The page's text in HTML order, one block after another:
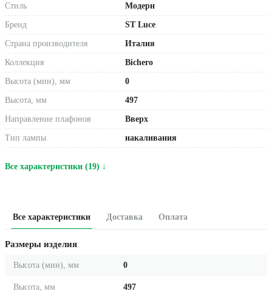
Стиль Модерн
Бренд ST Luce
Страна производителя Италия
Коллекция Bichero
Высота (мин), мм 0
Высота, мм 497
Направление плафонов Вверх
Тип лампы накаливания
Все характеристики (19) ↓
Все характеристики Доставка Оплата
Размеры изделия
Высота (мин), мм 0
Высота, мм 497